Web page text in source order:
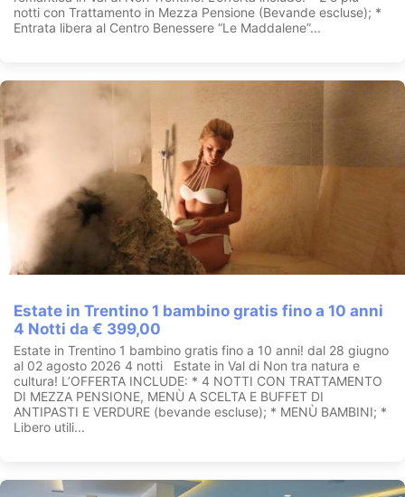
notti con Trattamento in Mezza Pensione (Bevande escluse); *
Entrata libera al Centro Benessere “Le Maddalene”...
Estate in Trentino 1 bambino gratis fino a 10 anni
4 Notti da € 399,00
Estate in Trentino 1 bambino gratis fino a 10 anni! dal 28 giugno
al 02 agosto 2026 4 notti Estate in Val di Non tra natura e
cultura! L’OFFERTA INCLUDE: * 4 NOTTI CON TRATTAMENTO
DI MEZZA PENSIONE, MENÙ A SCELTA E BUFFET DI
ANTIPASTI E VERDURE (bevande escluse); * MENÙ BAMBINI; *
Libero utili...